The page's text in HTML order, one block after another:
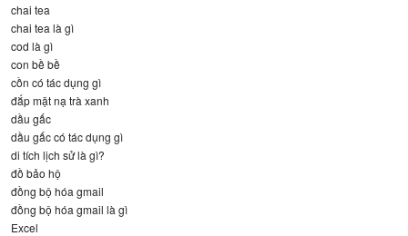
chai tea
chai tea là gì
cod là gì
con bề bề
cồn có tác dụng gì
đắp mặt nạ trà xanh
dầu gấc
dầu gấc có tác dụng gì
di tích lịch sử là gì?
đồ bảo hộ
đồng bộ hóa gmail
đồng bộ hóa gmail là gì
Excel